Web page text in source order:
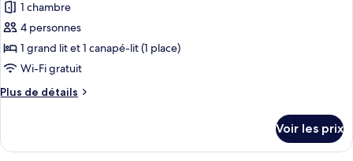
lits
une
place
(Comfortable)
pour
ce
type
de
chambre :
Chambre
grand
1 chambre
4 personnes
1 grand lit et 1 canapé-lit (1 place)
Wi-Fi gratuit
Plus de détails
Plus
le
Voir les prix